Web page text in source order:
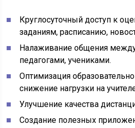
Круглосуточный доступ к
заданиям, расписанию,
Налаживание общения
педагогами, учениками.
Оптимизация
снижение нагрузки на
Улучшение качества
Создание полезных